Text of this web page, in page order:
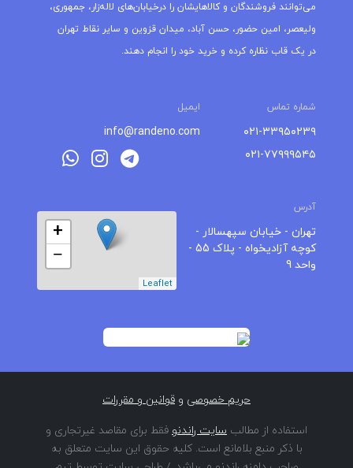
می‌توانند فروشندگان و کالاهایشان را درخیابان‌های لاله‌زار، جمهوری،
ولیعصر، امین حضور، حسن آباد، میدان قزوین و سایر نقاط تهران
در یک قاب نظاره کرده و خرید خود را انجام دهند.
شماره تماس ایمیل
۰۲۱-۳۳۹۵۰۲۳۹
۰۲۱-۷۷۹۹۹۵۴۵
info@randeno.com
آدرس
تهران - خیابان سپهسالار -
کوچه آزادیخواه - پلاک 55 -
واحد 9
+
−
Leaflet
حریم خصوصی و قوانین و مقررات
استفاده از مطالب سایت راندنو فقط برای مقاصد غیرتجاری و
با ذکر منبع بلامانع است. کلیه حقوق این سایت متعلق به